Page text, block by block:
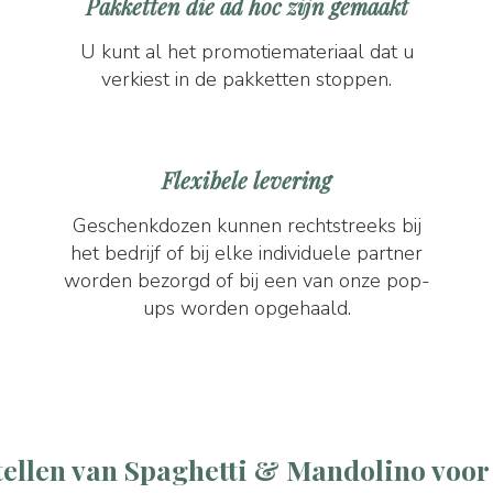
Pakketten die ad hoc zijn gemaakt
U kunt al het promotiemateriaal dat u
verkiest in de pakketten stoppen.
Flexibele levering
Geschenkdozen kunnen rechtstreeks bij
het bedrijf of bij elke individuele partner
worden bezorgd of bij een van onze pop-
ups worden opgehaald.
van Spaghetti & Mandolino